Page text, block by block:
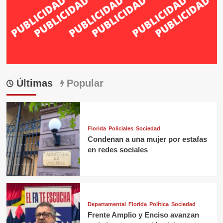
Últimas Popular
Florida Policiales Sociedad
Condenan a una mujer por estafas
en redes sociales
Departamental Florida Política Sociedad
Frente Amplio y Enciso avanzan